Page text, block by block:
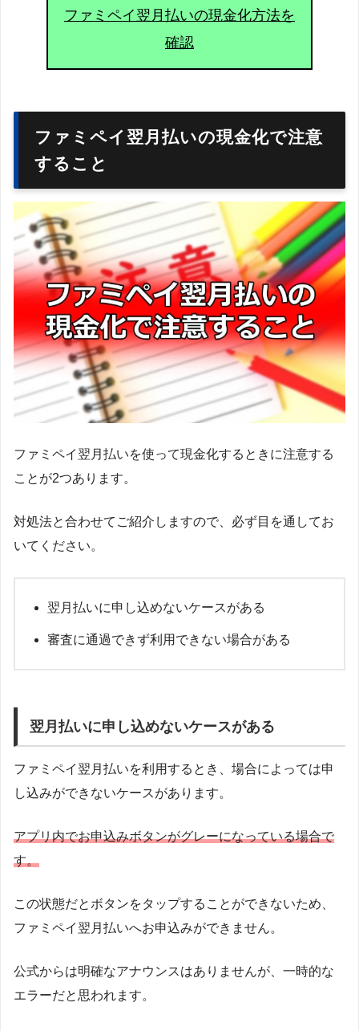
ファミペイ翌月払いの現金化方法を
確認
ファミペイ翌月払いの現金化で注意
すること
ファミペイ翌月払いを使って現金化するときに注意する
ことが2つあります。
対処法と合わせてご紹介しますので、必ず目を通してお
いてください。
翌月払いに申し込めないケースがある
審査に通過できず利用できない場合がある
翌月払いに申し込めないケースがある
ファミペイ翌月払いを利用するとき、場合によっては申
し込みができないケースがあります。
アプリ内でお申込みボタンがグレーになっている場合で
す。
この状態だとボタンをタップすることができないため、
ファミペイ翌月払いへお申込みができません。
公式からは明確なアナウンスはありませんが、一時的な
エラーだと思われます。